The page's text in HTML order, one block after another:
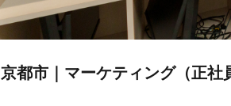
京都市｜マーケティング（正社